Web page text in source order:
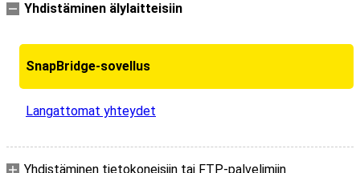
Yhdistäminen älylaitteisiin
SnapBridge-sovellus
Langattomat yhteydet
Yhdistäminen tietokoneisiin tai FTP-palvelimiin